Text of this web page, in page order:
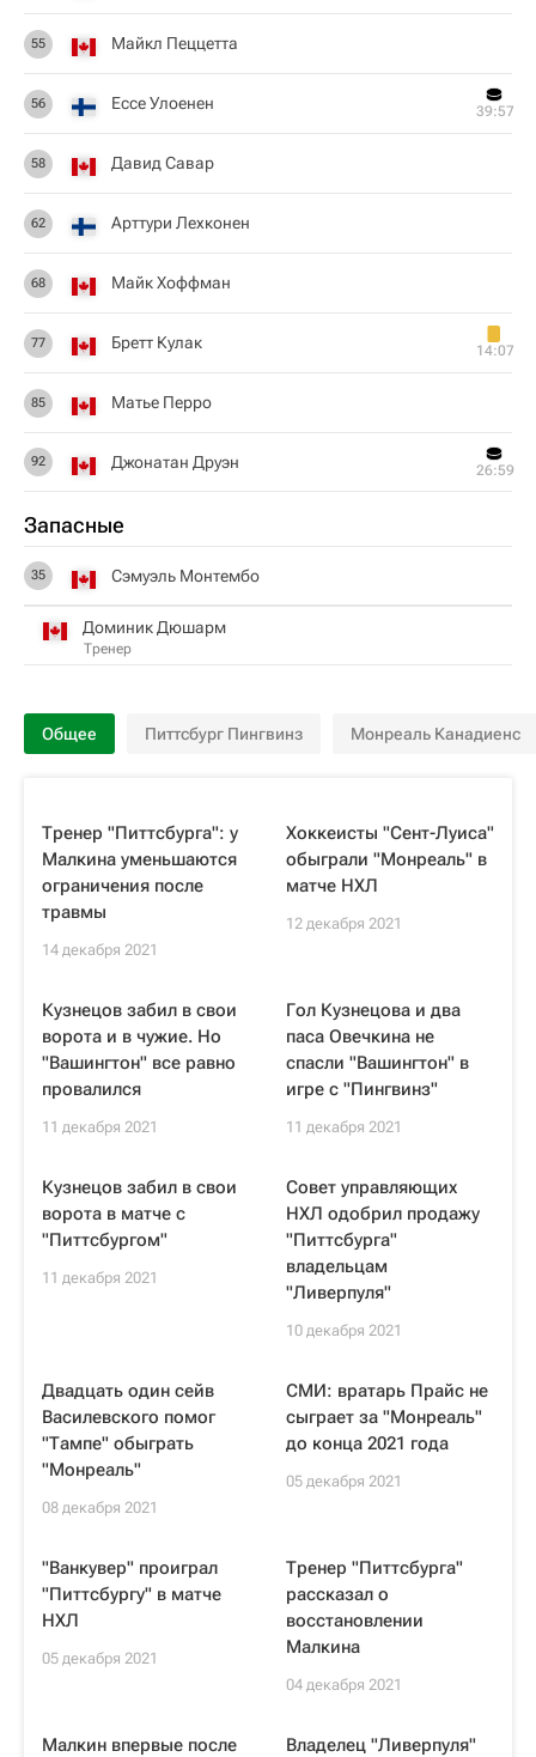
55 Майкл Пеццетта
56 Ессе Улоенен 39:57
58 Давид Савар
62 Арттури Лехконен
68 Майк Хоффман
77 Бретт Кулак 14:07
85 Матье Перро
92 Джонатан Друэн 26:59
Запасные
35 Сэмуэль Монтембо
Доминик Дюшарм
Тренер
Общее Питтсбург Пингвинз Монреаль Канадиенс
Тренер "Питтсбурга": у
Малкина уменьшаются
ограничения после
травмы
14 декабря 2021
Хоккеисты "Сент-Луиса"
обыграли "Монреаль" в
матче НХЛ
12 декабря 2021
Кузнецов забил в свои
ворота и в чужие. Но
"Вашингтон" все равно
провалился
11 декабря 2021
Гол Кузнецова и два
паса Овечкина не
спасли "Вашингтон" в
игре с "Пингвинз"
11 декабря 2021
Кузнецов забил в свои
ворота в матче с
"Питтсбургом"
11 декабря 2021
Совет управляющих
НХЛ одобрил продажу
"Питтсбурга"
владельцам
"Ливерпуля"
10 декабря 2021
Двадцать один сейв
Василевского помог
"Тампе" обыграть
"Монреаль"
08 декабря 2021
СМИ: вратарь Прайс не
сыграет за "Монреаль"
до конца 2021 года
05 декабря 2021
"Ванкувер" проиграл
"Питтсбургу" в матче
НХЛ
05 декабря 2021
Тренер "Питтсбурга"
рассказал о
восстановлении
Малкина
04 декабря 2021
Малкин впервые после
Владелец "Ливерпуля"